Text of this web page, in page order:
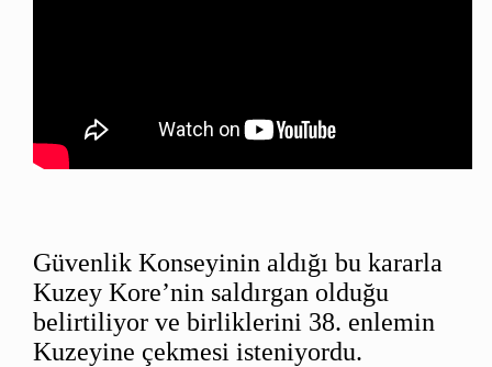
Güvenlik Konseyinin aldığı bu kararla
Kuzey Kore’nin saldırgan olduğu
belirtiliyor ve birliklerini 38. enlemin
Kuzeyine çekmesi isteniyordu.